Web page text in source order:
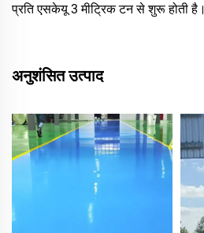
प्रति एसकेयू 3 मीट्रिक टन से शुरू होती है।
अनुशंसित उत्पाद